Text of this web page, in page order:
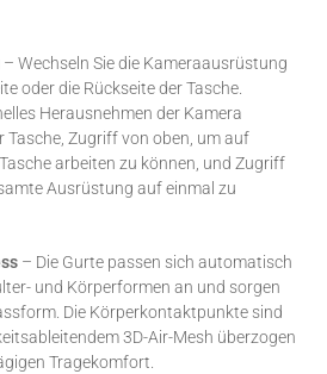
– Wechseln Sie die Kameraausrüstung
oder die Rückseite der Tasche.
Herausnehmen der Kamera
Tasche, Zugriff von oben, um auf
arbeiten zu können, und Zugriff
Ausrüstung auf einmal zu
– Die Gurte passen sich automatisch
und Körperformen an und sorgen
Die Körperkontaktpunkte sind
3D-Air-Mesh überzogen
Tragekomfort.